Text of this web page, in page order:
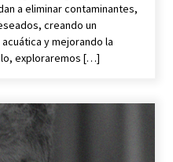
el Mar del Juego:
Divertidas para Realizar
Montessori
a eliminar contaminantes,
creando un
y mejorando la
exploraremos […]